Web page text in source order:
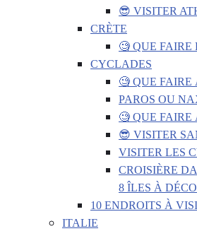
😎 VISITER
CRÈTE
🧐 QUE FAIRE
CYCLADES
🧐 QUE FAIRE
PAROS OU
🧐 QUE FAIRE
😎 VISITER
VISITER LES
CROISIÈRE
8 ÎLES À
10 ENDROITS À
ITALIE